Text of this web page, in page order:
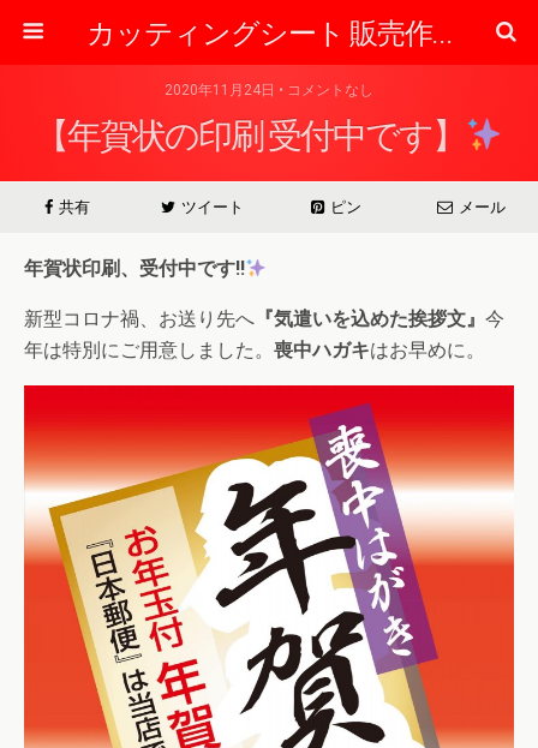
カッティングシート 販売作成の専門店 【東京】 ぷりん太くんのブログ
2020年11月24日 • コメントなし
【年賀状の印刷 受付中です】
共有 ツイート ピン メール
年賀状印刷、受付中です!!
新型コロナ禍、お送り先へ 『気遣いを込めた挨拶文』 今
年は特別にご用意しました。 喪中ハガキはお早めに。